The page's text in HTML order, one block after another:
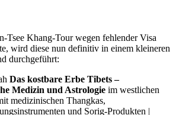
Tsee Khang-Tour wegen fehlender Visa
wird diese nun definitiv in einem kleineren
durchgeführt:
Das kostbare Erbe Tibets –
Medizin und Astrologie im westlichen
medizinischen Thangkas,
und Sorig-Produkten |